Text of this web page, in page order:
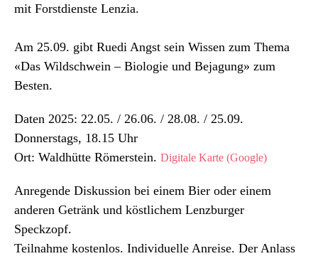
mit Forstdienste Lenzia.
Am 25.09. gibt Ruedi Angst sein Wissen zum Thema
«Das Wildschwein – Biologie und Bejagung» zum
Besten.
Daten 2025: 22.05. / 26.06. / 28.08. / 25.09.
Donnerstags, 18.15 Uhr
Ort: Waldhütte Römerstein. Digitale Karte (Google)
Anregende Diskussion bei einem Bier oder einem
anderen Getränk und köstlichem Lenzburger
Speckzopf.
Teilnahme kostenlos. Individuelle Anreise. Der Anlass